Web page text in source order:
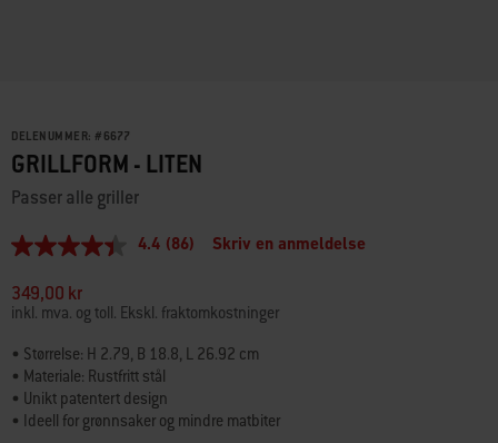
DELENUMMER: # 6677
GRILLFORM - LITEN
Passer alle griller
4.4
5
stjerner,
gjennomsnittlig
vurderingsverdi.
Read
86
Reviews.
Samme
sidelenke.
4.4 (86) Skriv en anmeldelse
349,00 kr
inkl. mva. og toll. Ekskl. fraktomkostninger
• Størrelse: H 2.79, B 18.8, L 26.92 cm
• Materiale: Rustfritt stål
• Unikt patentert design
• Ideell for grønnsaker og mindre matbiter